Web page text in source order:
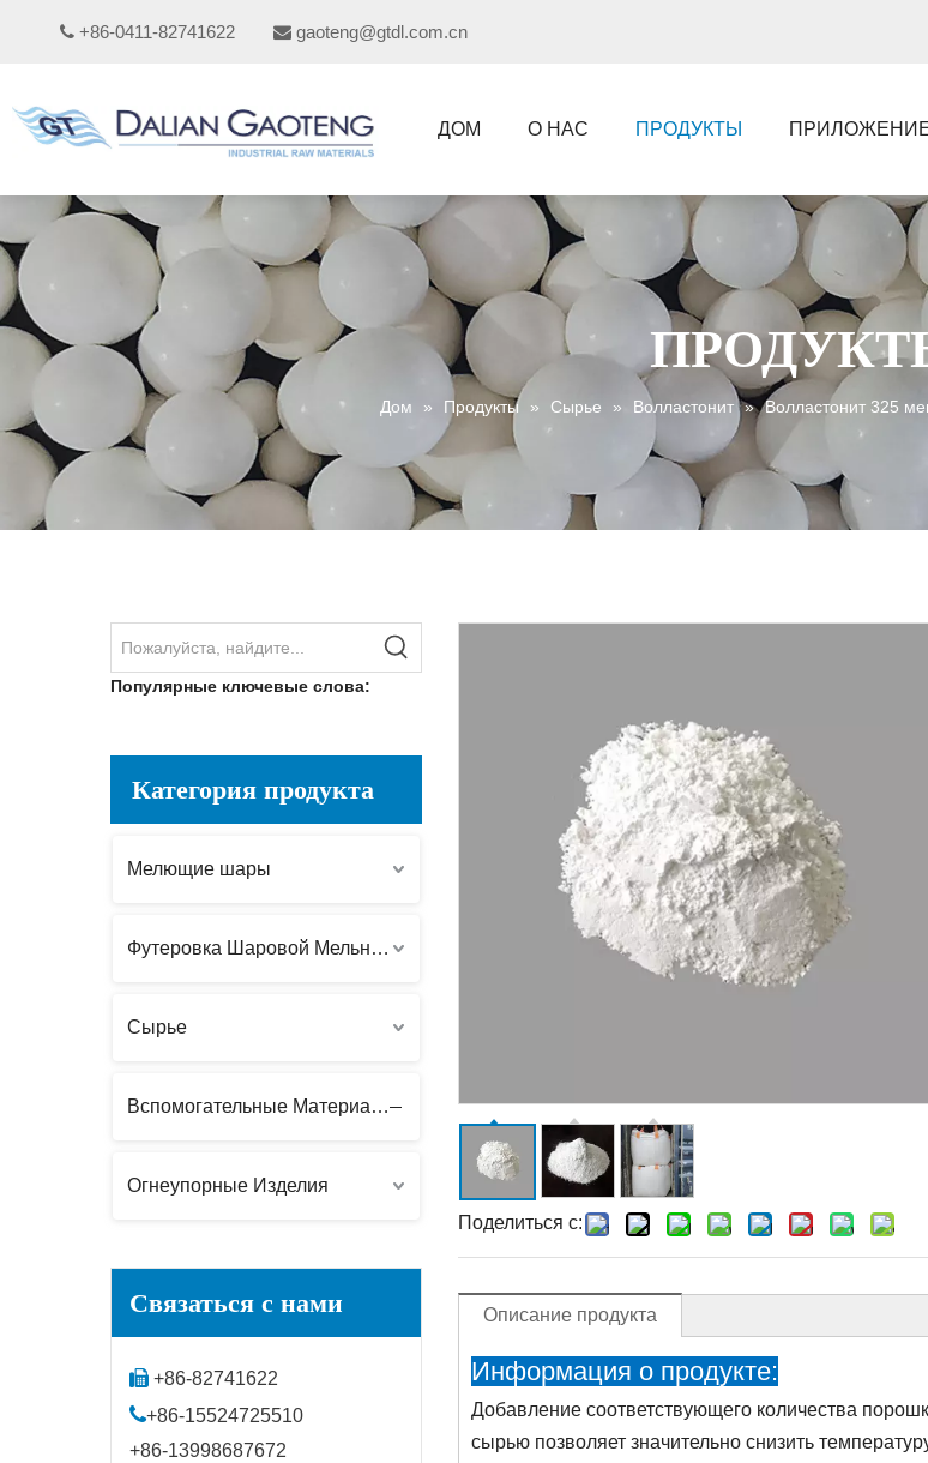
 +86-0411-82741622  gaoteng@gtdl.com.cn
ДОМ О НАС ПРОДУКТЫ
Дом » Продукты » Сырье » Волластонит » Волластонит 325
Популярные ключевые слова:
Категория продукта
Мелющие шары
Футеровка Шаровой Мельницы
Сырье
Вспомогательные Материалы
Огнеупорные Изделия
Связаться с нами
 +86-82741622
+86-15524725510
+86-13998687672
Поделиться с:
Описание продукта
Информация о продукте:
Добавление соответствующего количества
сырью позволяет значительно снизить